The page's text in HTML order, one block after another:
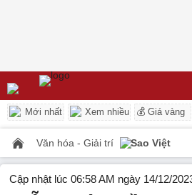
Mới nhất Xem nhiều 💰 Giá vàng
Văn hóa - Giải trí Sao Việt
Cập nhật lúc 06:58 AM ngày 14/12/